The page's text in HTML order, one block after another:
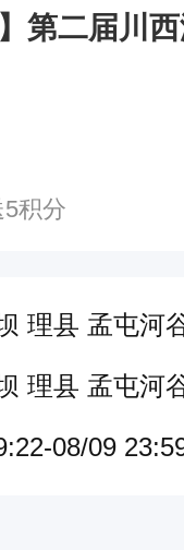
第二届川
积分
理县 孟屯河
理县 孟屯河
08/09